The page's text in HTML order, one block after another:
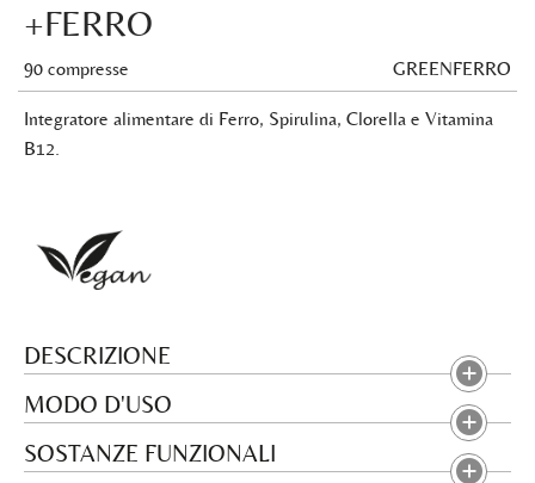
+FERRO
90 compresse GREENFERRO
Integratore alimentare di Ferro, Spirulina, Clorella e Vitamina
B12.
DESCRIZIONE
MODO D'USO
SOSTANZE FUNZIONALI